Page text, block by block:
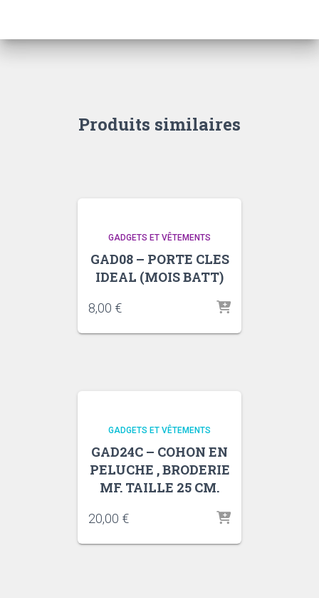
Produits similaires
GADGETS ET VÊTEMENTS
GAD08 – PORTE CLES
IDEAL (MOIS BATT)
8,00 €
GADGETS ET VÊTEMENTS
GAD24C – COHON EN
PELUCHE , BRODERIE
MF. TAILLE 25 CM.
20,00 €